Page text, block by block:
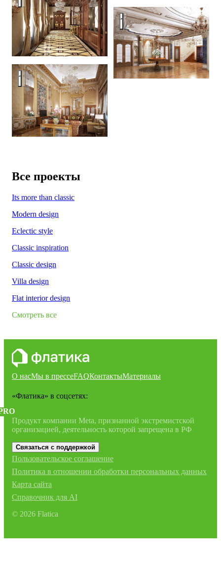
Classic design - Barvikha.
Classic design - Barvikha. Moscow
Все проекты
Its more than classic
Modern design
Eclectic style
Classic inspiration
Classic design
Villa design
Flat interior design
Смотреть все
О насМы в прессеFAQКонтактыМатериалы
«Флатика» в соцсетях:
Продукт компании Meta, признанной экстремистской
организацией, деятельность которой запрещена в РФ
Связаться с поддержкой
Пользовательское соглашение
Политика в отношении обработки персональных данных
Карта сайта
Справочник для AI
© 2026 Flatica